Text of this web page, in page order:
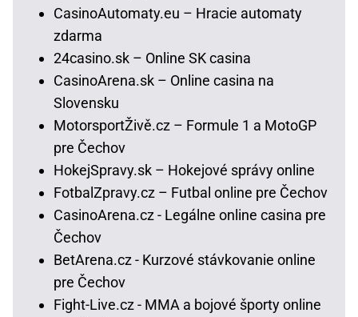
CasinoAutomaty.eu – Hracie automaty
zdarma
24casino.sk – Online SK casina
CasinoArena.sk – Online casina na
Slovensku
MotorsportŽivě.cz – Formule 1 a MotoGP
pre Čechov
HokejSpravy.sk – Hokejové správy online
FotbalZpravy.cz – Futbal online pre Čechov
CasinoArena.cz - Legálne online casina pre
Čechov
BetArena.cz - Kurzové stávkovanie online
pre Čechov
Fight-Live.cz - MMA a bojové športy online